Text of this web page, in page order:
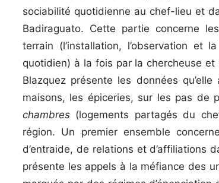
sociabilité quotidienne au chef-lieu et
Badiraguato. Cette partie concerne
terrain (l’installation, l’observation et
quotidien) à la fois par la chercheuse
Blazquez présente les données
maisons, les épiceries, sur les pas de
chambres (logements partagés du
région. Un premier ensemble
d’entraide, de relations et d’affiliations
présente les appels à la méfiance des